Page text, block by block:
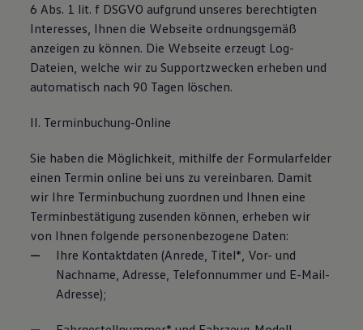
6 Abs. 1 lit. f DSGVO aufgrund unseres berechtigten
Interesses, Ihnen die Webseite ordnungsgemäß
anzeigen zu können. Die Webseite erzeugt Log-
Dateien, welche wir zu Supportzwecken erheben und
automatisch nach 90 Tagen löschen.
II. Terminbuchung-Online
Sie haben die Möglichkeit, mithilfe der Formularfelder
einen Termin online bei uns zu vereinbaren. Damit
wir Ihre Terminbuchung zuordnen und Ihnen eine
Terminbestätigung zusenden können, erheben wir
von Ihnen folgende personenbezogene Daten:
Ihre Kontaktdaten (Anrede, Titel*, Vor- und
Nachname, Adresse, Telefonnummer und E-Mail-
Adresse);